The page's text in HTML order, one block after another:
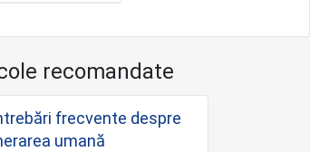
recomandate
frecvente despre
umană